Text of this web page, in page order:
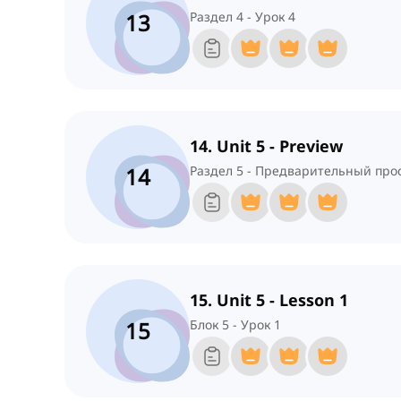
13
Раздел 4 - Урок 4
14
14. Unit 5 - Preview
Раздел 5 - Предварительный
15
15. Unit 5 - Lesson 1
Блок 5 - Урок 1